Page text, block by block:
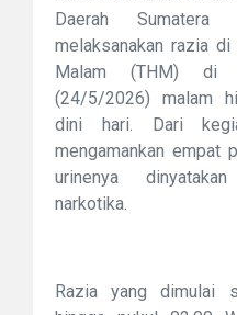
Daerah Sumatera
melaksanakan razia
Malam (THM) di
(24/5/2026) malam
dini hari. Dari
mengamankan empat
urinenya
narkotika.
Razia yang dimulai